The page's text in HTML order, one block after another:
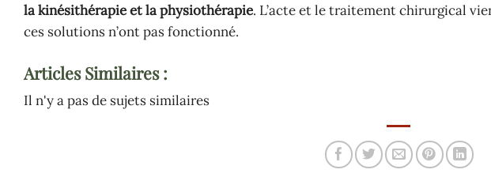
la kinésithérapie et la physiothérapie. L’acte et le traitement chirurgical
ces solutions n’ont pas fonctionné.
Articles Similaires :
Il n'y a pas de sujets similaires